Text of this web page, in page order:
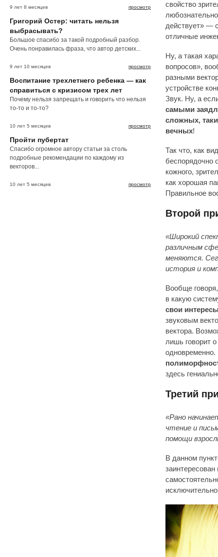
просмотр
9 лет 8 месяцев
Григорий Остер: читать нельзя
выбрасывать?
Большое спасибо за такой подробный разбор.
Очень понравилась фраза, что автор детских...
просмотр
9 лет 10 месяцев
Воспитание трехлетнего ребенка — как
справиться с кризисом трех лет
Почему нельзя запрещать и говорить что нельзя
то-то и то-то?
просмотр
10 лет 5 месяцев
Пройти пубертат
Спасибо огромное автору статьи за столь
подробные рекомендации по каждому из
векторов...
просмотр
10 лет 5 месяцев
свойство
действует» —
отличные
Ну, а такая
вопросов»,
разными
устройстве
Звук. Ну, а
самыми
сложных,
вечных!
Так что, как
беспорядочно
кожного,
как хорошая
Правильное
Второй
«Широкий
различным
меняются.
история и
Вообще
в какую
свои
звуковым
вектора.
лишь говорит
одновременно.
здесь
Третий
«Рано
чтение и
помощи
В данном